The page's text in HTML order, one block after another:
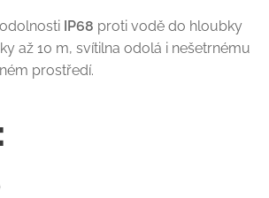
IP68 proti vodě do hloubky
až 10 m, svítilna odolá i nešetrnému
prostředí.